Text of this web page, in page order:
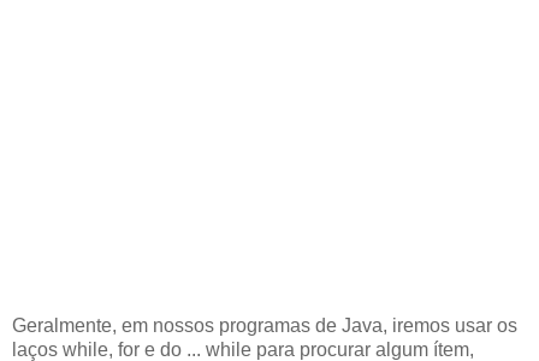
Geralmente, em nossos programas de Java, iremos usar os
laços while, for e do ... while para procurar algum ítem,